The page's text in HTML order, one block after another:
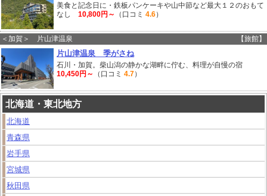
美食と記念日に・鉄板パンケーキや山中節など最大１２のおもて
なし 10,800円～ （口コミ 4.6）
＜加賀＞ 片山津温泉 【旅館】
片山津温泉 季がさね
石川・加賀。柴山潟の静かな湖畔に佇む、料理が自慢の宿
10,450円～
（口コミ 4.7）
北海道・東北地方
北海道
青森県
岩手県
宮城県
秋田県